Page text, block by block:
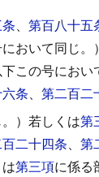
、 第百八十五
おいて同じ。
この号におい
条、 第二百二
）若しくは第
二十四条、 第
第三項に係る